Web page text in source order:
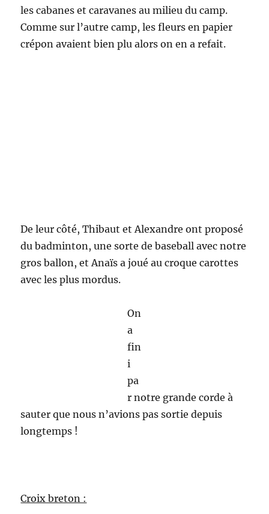
les cabanes et caravanes au milieu du camp.
Comme sur l’autre camp, les fleurs en papier
crépon avaient bien plu alors on en a refait.
De leur côté, Thibaut et Alexandre ont proposé
du badminton, une sorte de baseball avec notre
gros ballon, et Anaïs a joué au croque carottes
avec les plus mordus.
On
a
fin
i
pa
r notre grande corde à
sauter que nous n’avions pas sortie depuis
longtemps !
Croix breton :